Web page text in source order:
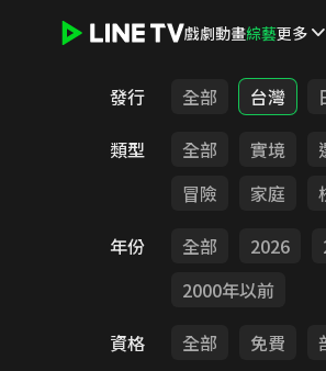
戲劇動畫綜藝更多
發行 全部 台灣
類型
全部 實境
冒險
家庭
年份
全部 2026
2000年以前
資格
全部 免費